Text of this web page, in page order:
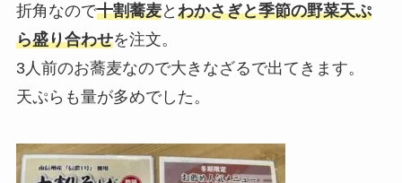
折角なので十割蕎麦と わかさぎと季節の野菜天ぷ
ら盛り合わせを注文。
3人前のお蕎麦なので大きなざるで出てきます。
天ぷらも量が多めでした。